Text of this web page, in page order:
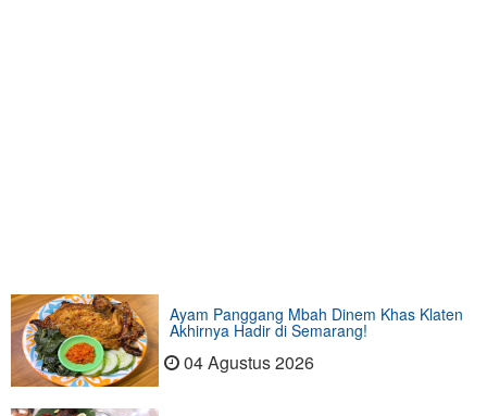
Ayam Panggang Mbah Dinem Khas Klaten
Akhirnya Hadir di Semarang!
04 Agustus 2026